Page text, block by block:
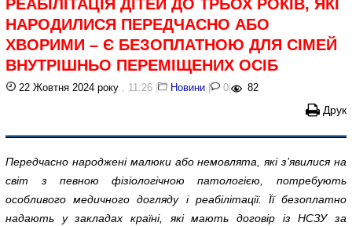
РЕАБІЛІТАЦІЯ ДІТЕЙ ДО ТРЬОХ РОКІВ, ЯКІ
НАРОДИЛИСЯ ПЕРЕДЧАСНО АБО
ХВОРИМИ – Є БЕЗОПЛАТНОЮ ДЛЯ СІМЕЙ
ВНУТРІШНЬО ПЕРЕМІЩЕНИХ ОСІБ
22 Жовтня 2024 року , 11:26 | Новини | 0 | 82
Друк
Передчасно народжені малюки або немовлята, які з’явилися на
світ з певною фізіологічною патологією, потребують
особливого медичного догляду і реабілітації. Її безоплатно
надають у закладах країні, які мають договір із НСЗУ за